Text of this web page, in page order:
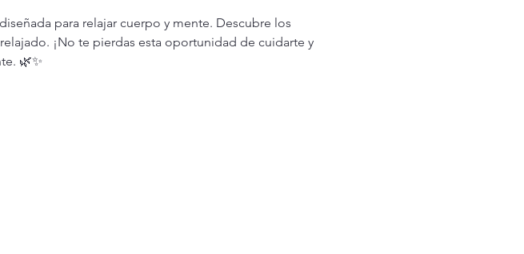
para relajar cuerpo y mente. Descubre los
¡No te pierdas esta oportunidad de cuidarte y
🌿✨